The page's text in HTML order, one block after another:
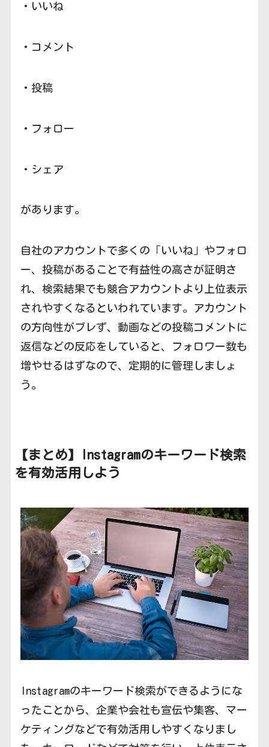
・いいね
・コメント
・投稿
・フォロー
・シェア
があります。
自社のアカウントで多くの「いいね」やフォロ
ー、投稿があることで有益性の高さが証明さ
れ、検索結果でも競合アカウントより上位表示
されやすくなるといわれています。アカウント
の方向性がブレず、動画などの投稿コメントに
返信などの反応をしていると、フォロワー数も
増やせるはずなので、定期的に管理しましょ
う。
【まとめ】Instagramのキーワード検索
を有効活用しよう
Instagramのキーワード検索ができるようにな
ったことから、企業や会社も宣伝や集客、マー
ケティングなどで有効活用しやすくなりまし